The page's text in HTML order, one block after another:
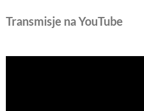
Transmisje na YouTube